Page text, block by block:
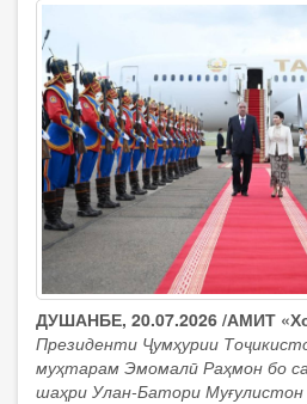
ниҳоли
шинониданд
ДУШАНБЕ, 20.07.2026 /АМИТ
Президенти Ҷумҳурии
муҳтарам Эмомалӣ Раҳмон бо
шаҳри Улан-Батори